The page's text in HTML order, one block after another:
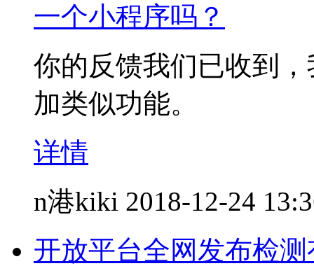
一个小程序吗？
你的反馈我们已收到
加类似功能。
详情
n港kiki 2018-12-24
开放平台全网发布检